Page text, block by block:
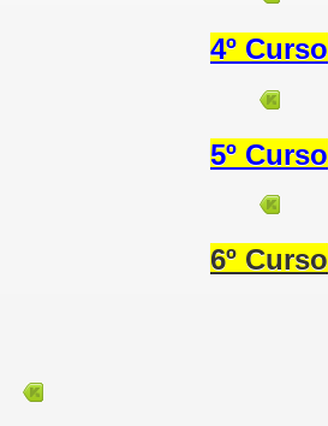
4º Curso
5º Curso
6º Curso